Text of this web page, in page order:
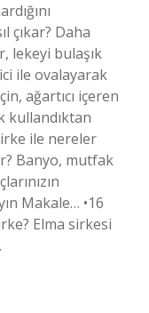
çıkar? Daha
lekeyi bulaşık
ile ovalayarak
ağartıcı içeren
kullandıktan
ile nereler
Banyo, mutfak
Makale… •16
Elma sirkesi